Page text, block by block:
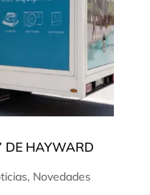
DE HAYWARD
, Novedades